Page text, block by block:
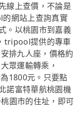
線上查價，不論是
網站上查詢真實
。以桃園市到嘉義
tripool提供的專車
排九人座，價格約
眾運輸轉乘，
1800元。只要點
諾富特華航桃園機
園市的住址，即可